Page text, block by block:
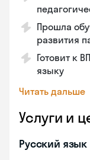
Прошла
развития
Готовит к
языку
Читать дальше
Услуги и
Русский язык